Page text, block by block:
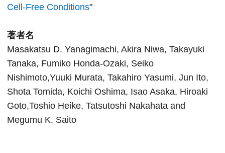
Cell-Free Conditions"
著者名
Masakatsu D. Yanagimachi, Akira Niwa, Takayuki
Tanaka, Fumiko Honda-Ozaki, Seiko
Nishimoto,Yuuki Murata, Takahiro Yasumi, Jun Ito,
Shota Tomida, Koichi Oshima, Isao Asaka, Hiroaki
Goto,Toshio Heike, Tatsutoshi Nakahata and
Megumu K. Saito